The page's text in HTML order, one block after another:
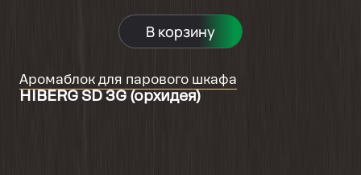
В корзину
Аромаблок для парового шкафа
HIBERG SD 3G (орхидея)